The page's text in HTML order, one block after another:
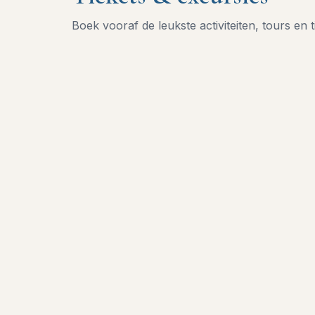
Boek vooraf de leukste activiteiten, tours en